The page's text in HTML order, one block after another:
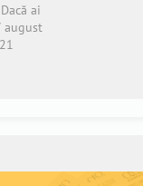
ai
august